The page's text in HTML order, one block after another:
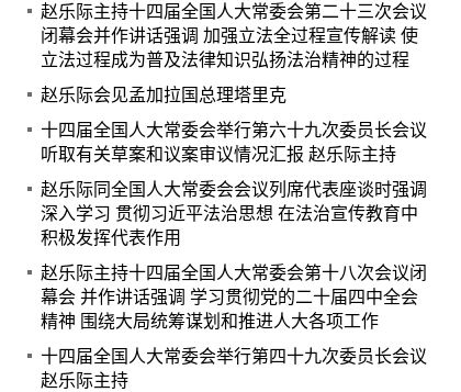
赵乐际主持十四届全国人大常委会第二十三次会议
闭幕会并作讲话强调 加强立法全过程宣传解读 使
立法过程成为普及法律知识弘扬法治精神的过程
赵乐际会见孟加拉国总理塔里克
十四届全国人大常委会举行第六十九次委员长会议
听取有关草案和议案审议情况汇报 赵乐际主持
赵乐际同全国人大常委会会议列席代表座谈时强调
深入学习 贯彻习近平法治思想 在法治宣传教育中
积极发挥代表作用
赵乐际主持十四届全国人大常委会第十八次会议闭
幕会 并作讲话强调 学习贯彻党的二十届四中全会
精神 围绕大局统筹谋划和推进人大各项工作
十四届全国人大常委会举行第四十九次委员长会议
赵乐际主持